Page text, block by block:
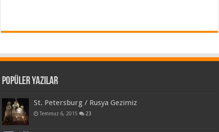
Popüler Yazılar
St. Petersburg / Rusya Gezimiz
Temmuz 6, 2015 23